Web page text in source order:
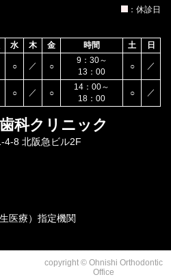
：休診日
水 木 金 時間 土 日
○ ／ ○
9：30～
13：00
○ ／
○ ／ ○
14：00～
18：00
○ ／
科クリニック
4-8 北阪急ビル2F
医療）指定機関
copyright © Ohnishi Orthodontic
Office